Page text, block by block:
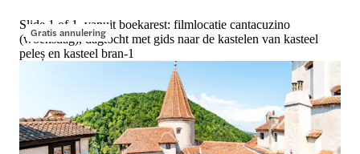
Gratis annulering
Slide 1 of 1, vanuit boekarest: filmlocatie cantacuzino
(woensdag), dagtocht met gids naar de kastelen van kasteel
peleș en kasteel bran-1